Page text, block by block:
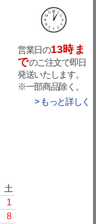
営業日の13時ま
でのご注文で即日
発送いたします。
※一部商品除く。
> もっと詳しく
土
1
8